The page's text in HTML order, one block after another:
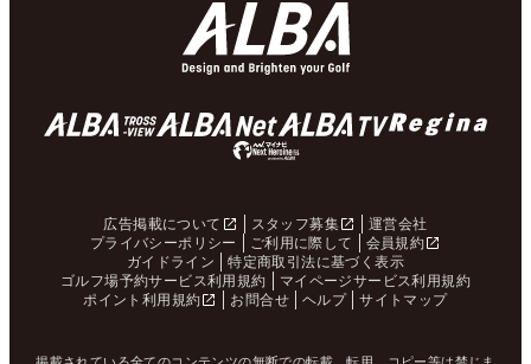
広告掲載について スタッフ募集
運営会社
プライバシーポリシー
ご利用に際して
会員規約
ガイドライン
特定商取引法に基づく表示
ゴルフ場予約サービス利用規約
マイページサービス利用規約
ポイント利用規約
お問合せ ヘルプ サイトマップ